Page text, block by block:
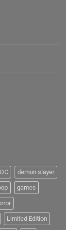
DC demon slayer
games
Limited Edition